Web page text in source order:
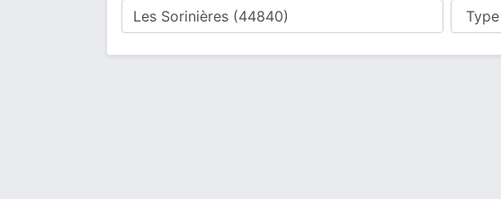
Où cherchez-vous un producteur ?
Type de produits
Produits
Mode de livraison